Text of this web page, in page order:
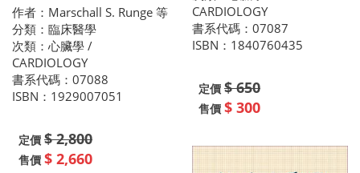
作者：Marschall S. Runge 等
分類：臨床醫學
次類：心臟學 /
CARDIOLOGY
書系代碼：07088
ISBN：1929007051
定價 $ 2,800
售價 $ 2,660
CARDIOLOGY
書系代碼：07087
ISBN：1840760435
定價 $ 650
售價 $ 300